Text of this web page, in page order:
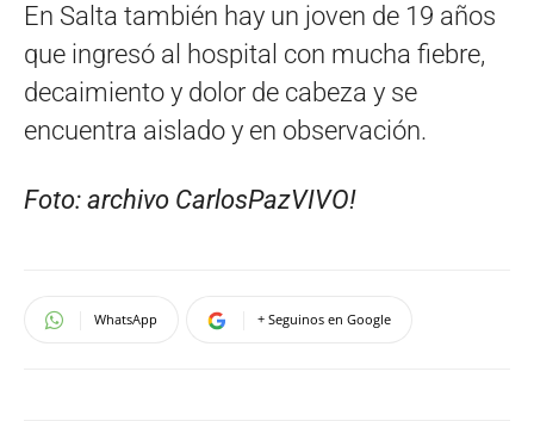
En Salta también hay un joven de 19 años
que ingresó al hospital con mucha fiebre,
decaimiento y dolor de cabeza y se
encuentra aislado y en observación.
Foto: archivo CarlosPazVIVO!
WhatsApp + Seguinos en Google